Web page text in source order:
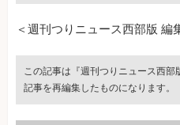
＜週刊つりニュース西部版 編
この記事は『週刊つりニュース西
記事を再編集したものになります。